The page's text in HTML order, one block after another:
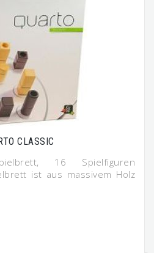
CLASSIC
16 Spielfiguren
ist aus massivem Holz